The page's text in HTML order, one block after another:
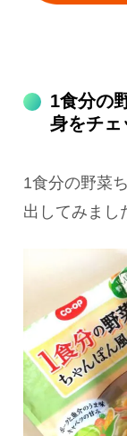
1食分の
身をチェ
1食分の野菜
出してみまし